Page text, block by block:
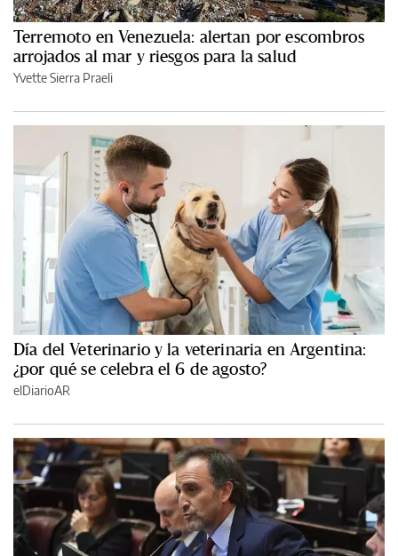
Terremoto en Venezuela: alertan por escombros
arrojados al mar y riesgos para la salud
Yvette Sierra Praeli
Día del Veterinario y la veterinaria en Argentina:
¿por qué se celebra el 6 de agosto?
elDiarioAR